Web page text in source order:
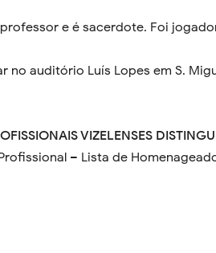
e é sacerdote. Foi
no auditório Luís Lopes em S.
VIZELENSES
– Lista de